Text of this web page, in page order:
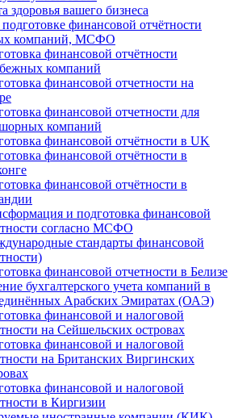
здоровья вашего бизнеса
финансовой отчётности
компаний, МСФО
финансовой отчётности
компаний
финансовой отчетности на
финансовой отчетности для
компаний
финансовой отчётности в UK
финансовой отчётности в
финансовой отчётности в
и подготовка финансовой
согласно МСФО
стандарты финансовой
финансовой отчетности в Белизе
бухгалтерского учета компаний в
Арабских Эмиратах (ОАЭ)
финансовой и налоговой
на Сейшельских островах
финансовой и налоговой
на Британских Виргинских
финансовой и налоговой
в Киргизии